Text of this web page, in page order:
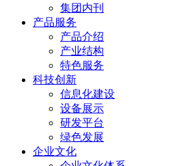
集团内刊
产品服务
产品介绍
产业结构
特色服务
科技创新
信息化建设
设备展示
研发平台
绿色发展
企业文化